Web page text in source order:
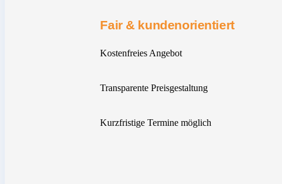
Fair & kundenorientiert
Kostenfreies Angebot
Transparente Preisgestaltung
Kurzfristige Termine möglich